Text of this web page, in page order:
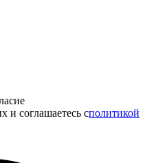
и соглашаетесь cполитикой